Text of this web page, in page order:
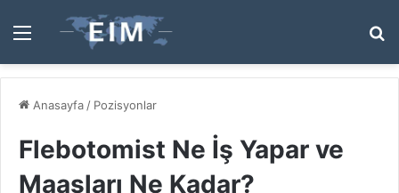
Menü
...
Anasayfa / Pozisyonlar
Flebotomist Ne İş Yapar ve
Maaşları Ne Kadar?